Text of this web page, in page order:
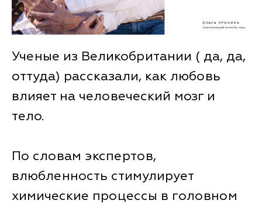
Ученые из Великобритании ( да, да,
оттуда) рассказали, как любовь
влияет на человеческий мозг и
тело.
По словам экспертов,
влюбленность стимулирует
химические процессы в головном